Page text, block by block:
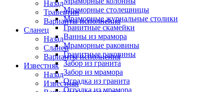
Мраморные столешницы
Мраморные журнальные столики
Гранитные скамейки
Ванны из мрамора
Мраморные раковины
Гранитные раковины
Забор из гранита
Забор из мрамора
Оградка из гранита
Оградка из мрамора
Назад
Травертин
Варианты исполнения
Сланец
Назад
Сланец
Варианты исполнения
Известняк
Назад
Известняк